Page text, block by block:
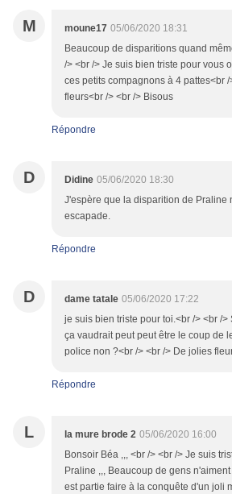
M moune17 05/06/2020 18:31
Beaucoup de disparitions quand
/> <br /> Je suis bien triste pour vous
ces petits compagnons à 4 pattes<br
fleurs<br /> <br /> Bisous
Répondre
D Didine 05/06/2020 18:30
J'espère que la disparition de Praline
escapade.
Répondre
D dame tatale 05/06/2020 17:22
je suis bien triste pour toi.<br /> <br /
ça vaudrait peut peut être le coup de
police non ?<br /> <br /> De jolies
Répondre
L la mure brode 2 05/06/2020 16:00
Bonsoir Béa ,,, <br /> <br /> Je suis
Praline ,,, Beaucoup de gens
est partie faire à la conquête d'un joli